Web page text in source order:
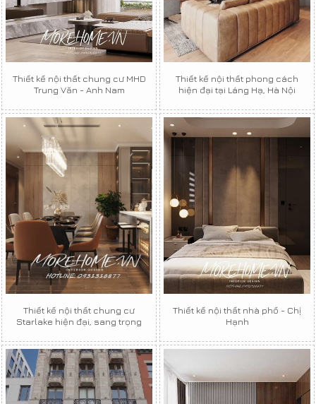
Thiết kế nội thất chung cư MHD
Trung Văn - Anh Nam
Thiết kế nội thất phong cách
hiện đại tại Láng Hạ, Hà Nội
Thiết kế nội thất chung cư
Starlake hiện đại, sang trọng
Thiết kế nội thất nhà phố - Chị
Hạnh